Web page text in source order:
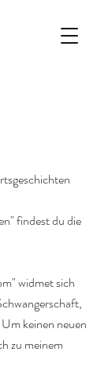
findest du die
widmet sich
keinen neuen
zu meinem